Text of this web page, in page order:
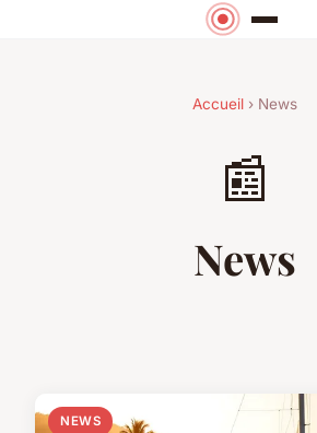
Accueil › News
📰
News
NEWS